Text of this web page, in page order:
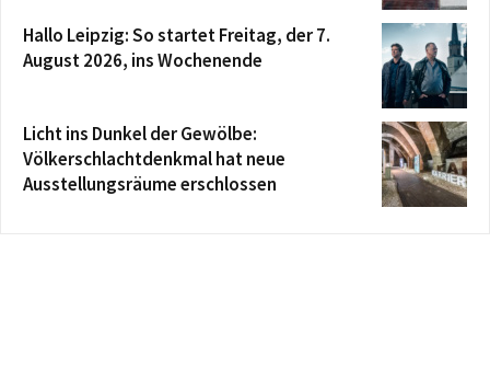
Hallo Leipzig: So startet Freitag, der 7.
August 2026, ins Wochenende
Licht ins Dunkel der Gewölbe:
Völkerschlachtdenkmal hat neue
Ausstellungsräume erschlossen